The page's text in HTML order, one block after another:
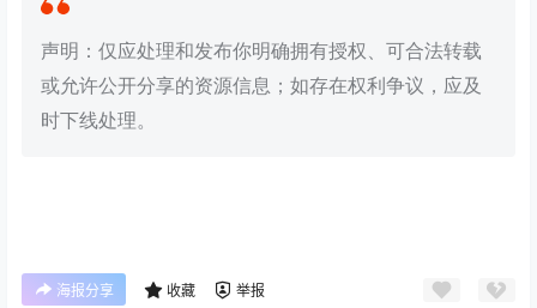
声明：仅应处理和发布你明确拥有授权、可合法转载
或允许公开分享的资源信息；如存在权利争议，应及
时下线处理。
海报分享 收藏 举报